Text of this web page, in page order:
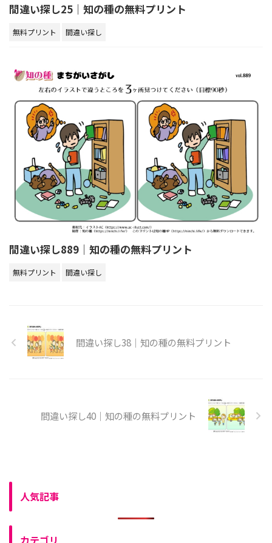
間違い探し25｜知の種の無料プリント
無料プリント 間違い探し
間違い探し889｜知の種の無料プリント
無料プリント 間違い探し
間違い探し38｜知の種の無料プリント
間違い探し40｜知の種の無料プリント
人気記事
カテゴリ